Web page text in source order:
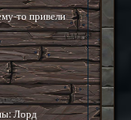
то привели
Лорд